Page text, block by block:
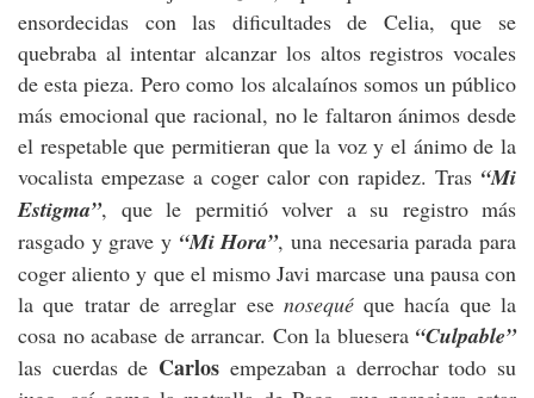
ensordecidas con las dificultades de Celia, que se
quebraba al intentar alcanzar los altos registros vocales
de esta pieza. Pero como los alcalaínos somos un público
más emocional que racional, no le faltaron ánimos desde
el respetable que permitieran que la voz y el ánimo de la
vocalista empezase a coger calor con rapidez. Tras “Mi
Estigma”, que le permitió volver a su registro más
rasgado y grave y “Mi Hora”, una necesaria parada para
coger aliento y que el mismo Javi marcase una pausa con
la que tratar de arreglar ese nosequéque hacía que la
cosa no acabase de arrancar. Con la bluesera “Culpable”
las cuerdas de Carlosempezaban a derrochar todo su